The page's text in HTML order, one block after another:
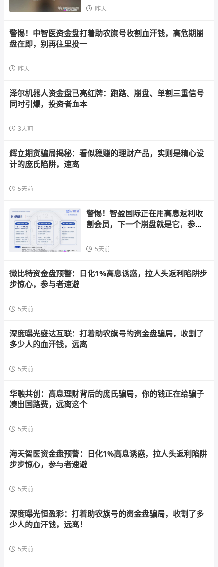
昨天
警惕！中智医资金盘打着助农旗号收割血汗钱，高危期崩
盘在即，别再往里投一
昨天
泽尔机器人资金盘已亮红牌：跑路、崩盘、单割三重信号
同时引爆，投资者血本
3天前
辉立期货骗局揭秘：看似稳赚的理财产品，实则是精心设
计的庞氏陷阱，速离
5天前
警惕！智盈国际正在用高息返利收
割会员，下一个崩盘就是它，参与
5天前
微比特资金盘预警：日化1%高息诱惑，拉人头返利陷阱步
步惊心，参与者速避
5天前
深度曝光盛达互联：打着助农旗号的资金盘骗局，收割了
多少人的血汗钱，远离
5天前
华融共创：高息理财背后的庞氏骗局，你的钱正在给骗子
凑出国路费，远离这个
5天前
海天智医资金盘预警：日化1%高息诱惑，拉人头返利陷阱
步步惊心，参与者速避
5天前
深度曝光恒盈彩：打着助农旗号的资金盘骗局，收割了多
少人的血汗钱，远离！
5天前